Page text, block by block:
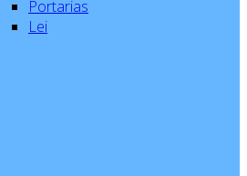
Portarias
Lei